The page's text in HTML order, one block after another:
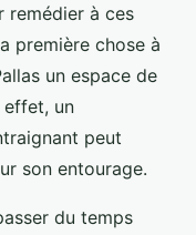
remédier à ces
première chose à
un espace de
un
peut
son entourage.
du temps